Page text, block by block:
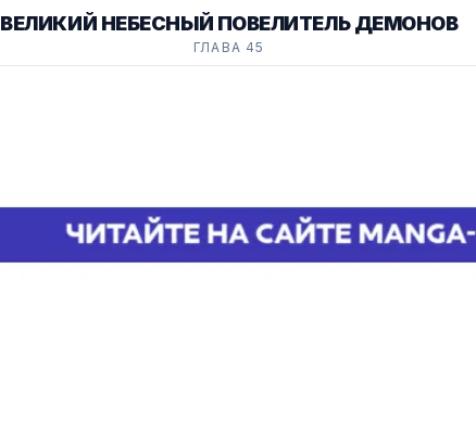
ВЕЛИКИЙ НЕБЕСНЫЙ ПОВЕЛИТЕЛЬ ДЕМОНОВ
ГЛАВА 45